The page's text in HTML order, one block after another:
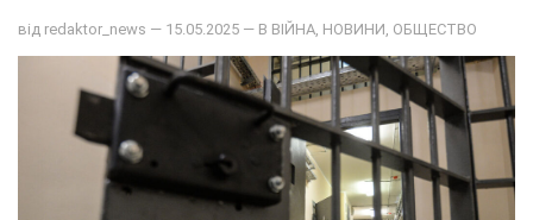
від redaktor_news — 15.05.2025 — В ВІЙНА НОВИНИ ОБЩЕСТВО